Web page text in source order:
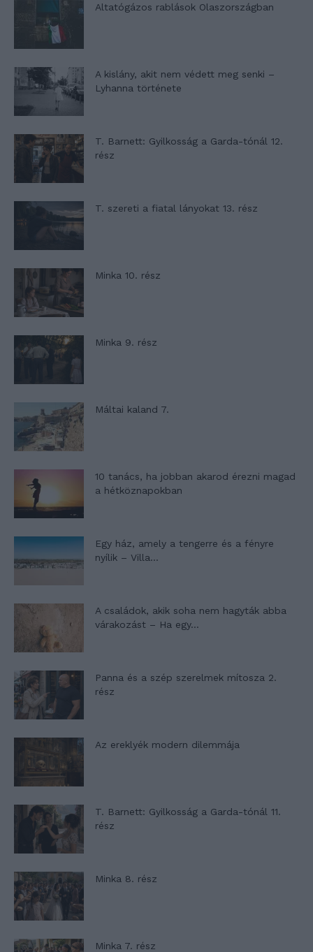
Altatógázos rablások Olaszországban
A kislány, akit nem védett meg senki –
Lyhanna története
T. Barnett: Gyilkosság a Garda-tónál 12.
rész
T. szereti a fiatal lányokat 13. rész
Minka 10. rész
Minka 9. rész
Máltai kaland 7.
10 tanács, ha jobban akarod érezni magad
a hétköznapokban
Egy ház, amely a tengerre és a fényre
nyílik – Villa...
A családok, akik soha nem hagyták abba
várakozást – Ha egy...
Panna és a szép szerelmek mítosza 2.
rész
Az ereklyék modern dilemmája
T. Barnett: Gyilkosság a Garda-tónál 11.
rész
Minka 8. rész
Minka 7. rész